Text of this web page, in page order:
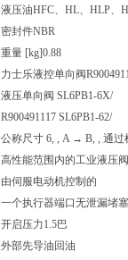
液压油HFC、HL、HLP、
密封件NBR
重量 [kg]0.88
力士乐液控单向阀
液压单向阀 SL6PB1-6X/
R900491117 SL6PB1-62/
公称尺寸 6, , A → B, , 通过
高性能范围内的工业液压
由伺服电动机控制的
一个执行器端口无泄漏堵塞
开启压力1.5巴
外部先导油回油